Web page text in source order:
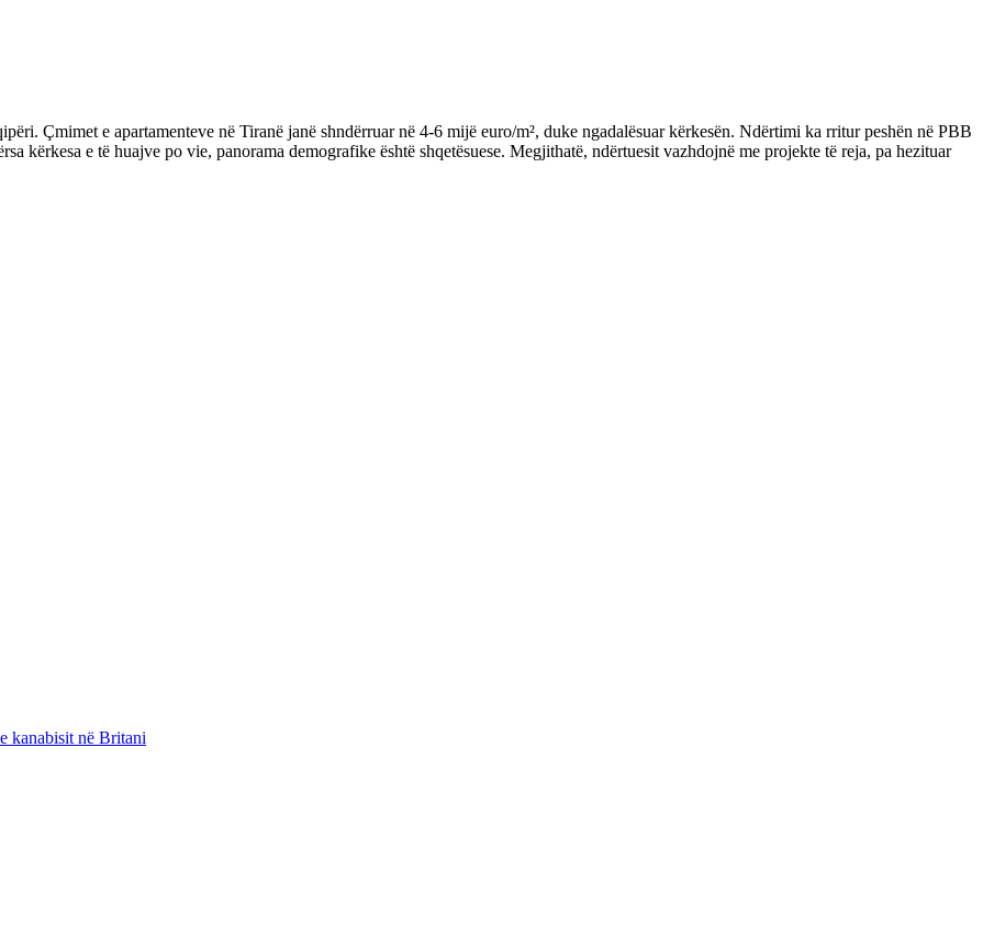
Çmimet e apartamenteve në Tiranë janë shndërruar në 4-6 mijë euro/m², duke ngadalësuar kërkesën. Ndërtimi ka rritur peshën në PBB
kërkesa e të huajve po vie, panorama demografike është shqetësuese. Megjithatë, ndërtuesit vazhdojnë me projekte të reja, pa hezituar
kanabisit në Britani